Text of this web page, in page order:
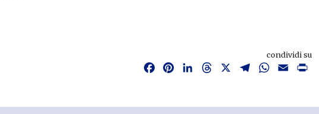
condividi su
FacebookPinterestLinkedInThreads TelegramEmail